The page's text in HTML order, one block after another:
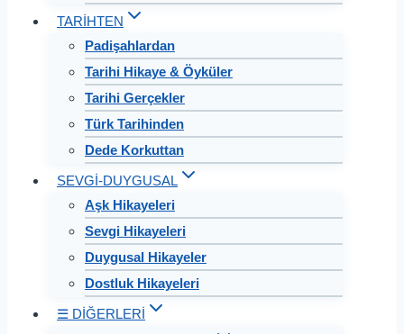
TARİHTEN
Padişahlardan
Tarihi Hikaye & Öyküler
Tarihi Gerçekler
Türk Tarihinden
Dede Korkuttan
SEVGİ-DUYGUSAL
Aşk Hikayeleri
Sevgi Hikayeleri
Duygusal Hikayeler
Dostluk Hikayeleri
☰ DİĞERLERİ